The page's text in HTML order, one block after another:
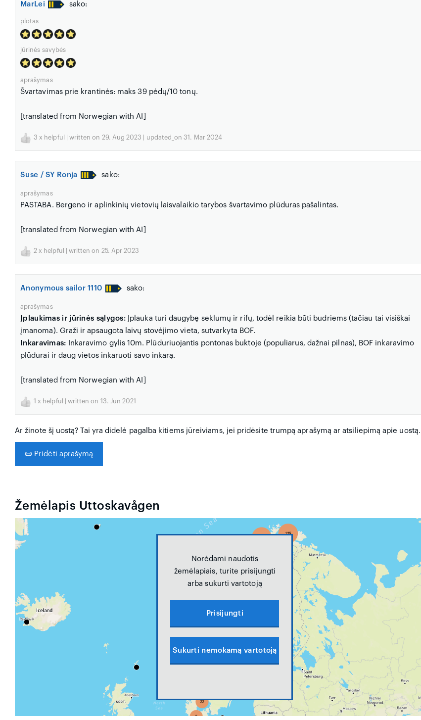
MarLei sako:
plotas
jūrinės savybės
aprašymas
Švartavimas prie krantinės: maks 39 pėdų/10 tonų.
[translated from Norwegian with AI]
3 x helpful | written on 29. Aug 2023 | updated_on 31. Mar 2024
Suse / SY Ronja sako:
aprašymas
PASTABA. Bergeno ir aplinkinių vietovių laisvalaikio tarybos švartavimo plūduras pašalintas.
[translated from Norwegian with AI]
2 x helpful | written on 25. Apr 2023
Anonymous sailor 1110 sako:
aprašymas
Įplaukimas ir jūrinės sąlygos: Įplauka turi daugybę seklumų ir rifų, todėl reikia būti budriems (tačiau tai visiškai
įmanoma). Graži ir apsaugota laivų stovėjimo vieta, sutvarkyta BOF.
Inkaravimas: Inkaravimo gylis 10m. Plūduriuojantis pontonas buktoje (populiarus, dažnai pilnas), BOF inkaravimo
plūdurai ir daug vietos inkaruoti savo inkarą.
[translated from Norwegian with AI]
1 x helpful | written on 13. Jun 2021
Ar žinote šį uostą? Tai yra didelė pagalba kitiems jūreiviams, jei pridėsite trumpą aprašymą ar atsiliepimą apie uostą.
📜 Pridėti aprašymą
Žemėlapis Uttoskavågen
Norėdami naudotis
žemėlapiais, turite prisijungti
arba sukurti vartotoją
Prisijungti
Sukurti nemokamą vartotoją